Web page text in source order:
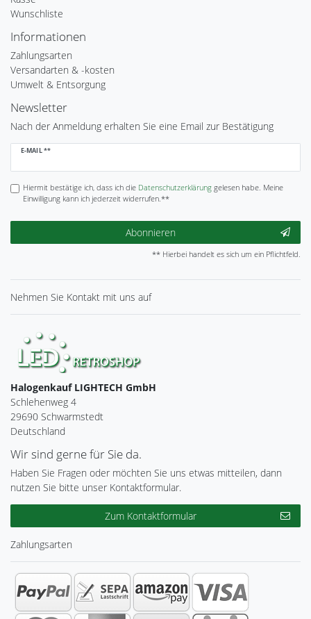
Wunschliste
Informationen
Zahlungsarten
Versandarten & -kosten
Umwelt & Entsorgung
Newsletter
Nach der Anmeldung erhalten Sie eine Email zur Bestätigung
E-MAIL **
Newsletter
Hiermit bestätige ich, dass ich die Daten­schutz­erklärunggelesen habe. Meine
Einwilligung kann ich jederzeit widerrufen.**
Abonnieren
** Hierbei handelt es sich um ein Pflichtfeld.
Nehmen Sie Kontakt mit uns auf
Halogenkauf LIGHTECH GmbH
Schlehenweg 4
29690 Schwarmstedt
Deutschland
Wir sind gerne für Sie da.
Haben Sie Fragen oder möchten Sie uns etwas mitteilen, dann
nutzen Sie bitte unser Kontaktformular.
Zum Kontaktformular
Zahlungsarten